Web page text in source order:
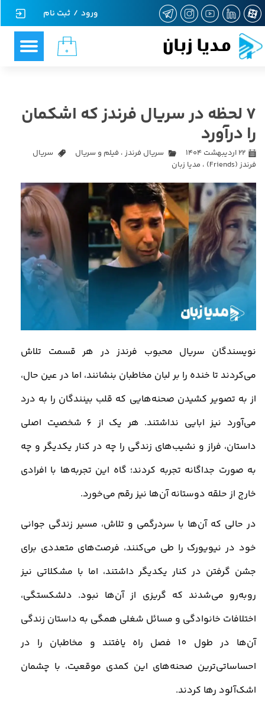
مدیا زبان ۰
ورود / ثبت نام
حساب کاربری من
تغییر گذر واژه
خروج از حساب کاربری
7 لحظه در سریال فرندز که اشکمان
را درآورد
۲۲ اردیبهشت ۱۴۰۴ سریال فرندز ، فیلم و سریال
سریال
فرندز (Friends)
، مدیا زبان
نویسندگان سریال محبوب فرندز در هر قسمت تلاش
می‌کردند تا خنده را بر لبان مخاطبان بنشانند، اما در عین حال،
از به تصویر کشیدن صحنه‌هایی که قلب بینندگان را به درد
می‌آورد نیز ابایی نداشتند. هر یک از 6 شخصیت اصلی
داستان، فراز و نشیب‌های زندگی را چه در کنار یکدیگر و چه
به صورت جداگانه تجربه کردند؛ گاه این تجربه‌ها با افرادی
خارج از حلقه دوستانه آن‌ها نیز رقم می‌خورد.
در حالی که آن‌ها با سردرگمی و تلاش، مسیر زندگی جوانی
خود در نیویورک را طی می‌کنند، فرصت‌های متعددی برای
جشن گرفتن در کنار یکدیگر داشتند، اما با مشکلاتی نیز
روبه‌رو می‌شدند که گریزی از آن‌ها نبود. دلشکستگی،
اختلافات خانوادگی و مسائل شغلی همگی به داستان زندگی
آن‌ها در طول 10 فصل راه یافتند و مخاطبان را در
احساساتی‌ترین صحنه‌های این کمدی موقعیت، با چشمان
اشک‌آلود رها کردند.